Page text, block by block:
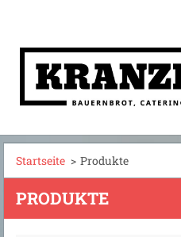
Startseite > Produkte
PRODUKTE